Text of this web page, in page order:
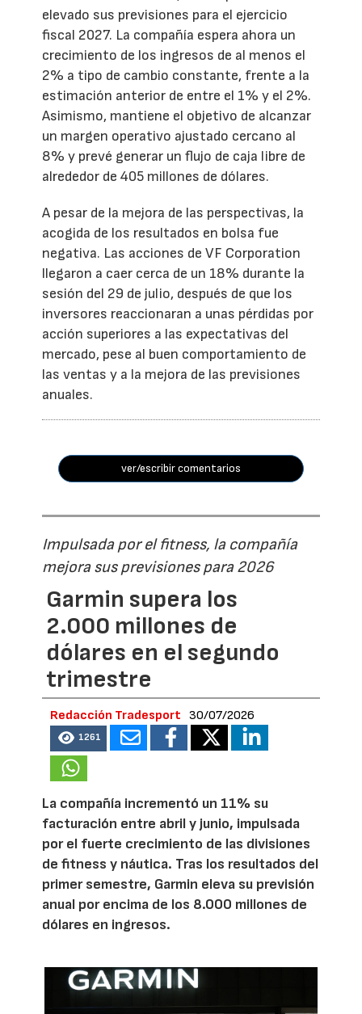
elevado sus previsiones para el ejercicio
fiscal 2027. La compañía espera ahora un
crecimiento de los ingresos de al menos el
2% a tipo de cambio constante, frente a la
estimación anterior de entre el 1% y el 2%.
Asimismo, mantiene el objetivo de alcanzar
un margen operativo ajustado cercano al
8% y prevé generar un flujo de caja libre de
alrededor de 405 millones de dólares.
A pesar de la mejora de las perspectivas, la
acogida de los resultados en bolsa fue
negativa. Las acciones de VF Corporation
llegaron a caer cerca de un 18% durante la
sesión del 29 de julio, después de que los
inversores reaccionaran a unas pérdidas por
acción superiores a las expectativas del
mercado, pese al buen comportamiento de
las ventas y a la mejora de las previsiones
anuales.
ver/escribir comentarios
Impulsada por el fitness, la compañía
mejora sus previsiones para 2026
Garmin supera los
2.000 millones de
dólares en el segundo
trimestre
Redacción Tradesport 30/07/2026
1261
La compañía incrementó un 11% su
facturación entre abril y junio, impulsada
por el fuerte crecimiento de las divisiones
de fitness y náutica. Tras los resultados del
primer semestre, Garmin eleva su previsión
anual por encima de los 8.000 millones de
dólares en ingresos.